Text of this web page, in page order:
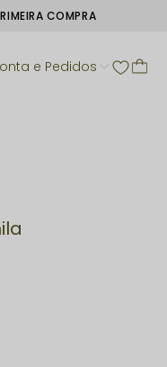
COMPRA
e Pedidos